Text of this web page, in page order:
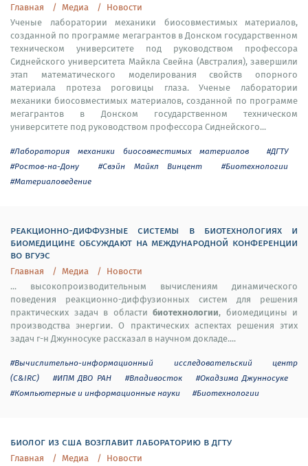
Главная Медиа
Новости
Ученые лаборатории механики биосовместимых материалов,
созданной по программе мегагрантов в Донском государственном
техническом университете под руководством профессора
Сиднейского университета Майкла Свейна (Австралия), завершили
этап математического моделирования свойств опорного
материала протеза роговицы глаза. Ученые лаборатории
механики биосовместимых материалов, созданной по программе
мегагрантов в Донском государственном техническом
университете под руководством профессора Сиднейского...
#Лаборатория механики биосовместимых материалов
#ДГТУ
#Ростов-на-Дону
#Свэйн Майкл Винцент
#Биотехнологии
#Материаловедение
реакционно-диффузные системы в биотехнологиях и
биомедицине обсуждают на международной конференции
во вгуэс
Главная Медиа
Новости
... высокопроизводительным вычислениям динамического
поведения реакционно-диффузионных систем для решения
практических задач в области биотехнологии, биомедицины и
производства энергии. О практических аспектах решения этих
задач г-н Джунносуке рассказал в научном докладе....
#Вычислительно-информационный исследовательский центр
(C&IRC)
#ИПМ ДВО РАН #Владивосток
#Окадзима Джунносуке
#Компьютерные и информационные науки
#Биотехнологии
биолог из сша возглавит лабораторию в дгту
Главная Медиа
Новости